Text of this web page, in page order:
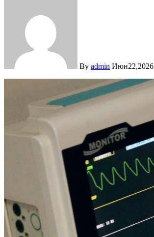
By admin Июн22,2026